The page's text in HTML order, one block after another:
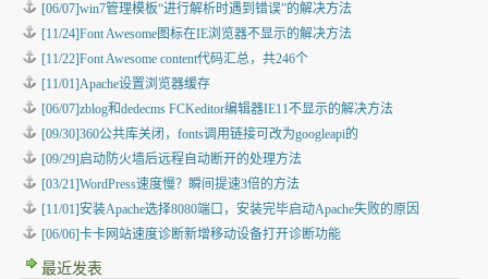
[06/07]win7管理模板“进行解析时遇到错误”的解决方法
[11/24]Font Awesome图标在IE浏览器不显示的解决方法
[11/22]Font Awesome content代码汇总，共246个
[11/01]Apache设置浏览器缓存
[06/07]zblog和dedecms FCKeditor编辑器IE11不显示的解决方法
[09/30]360公共库关闭，fonts调用链接可改为googleapi的
[09/29]启动防火墙后远程自动断开的处理方法
[03/21]WordPress速度慢？瞬间提速3倍的方法
[11/01]安装Apache选择8080端口，安装完毕启动Apache失败的原因
[06/06]卡卡网站速度诊断新增移动设备打开诊断功能
最近发表